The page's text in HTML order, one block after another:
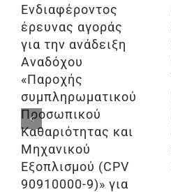
Ενδιαφέροντος
έρευνας αγοράς
για την ανάδειξη
Αναδόχου
«Παροχής
συμπληρωματικού
Προσωπικού
Καθαριότητας και
Μηχανικού
Εξοπλισμού (CPV
90910000-9)» για